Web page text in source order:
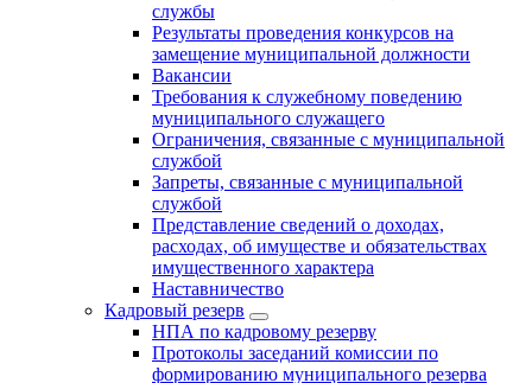
службы
Результаты проведения конкурсов на
замещение муниципальной должности
Вакансии
Требования к служебному поведению
муниципального служащего
Ограничения, связанные с муниципальной
службой
Запреты, связанные с муниципальной
службой
Представление сведений о доходах,
расходах, об имуществе и обязательствах
имущественного характера
Наставничество
Кадровый резерв
НПА по кадровому резерву
Протоколы заседаний комиссии по
формированию муниципального резерва